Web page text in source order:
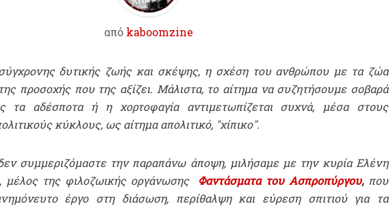
από kaboomzine
δυτικής ζωής και σκέψης, η σχέση του ανθρώπου με τα ζώα
προσοχής που της αξίζει. Μάλιστα, το αίτημα να συζητήσουμε σοβαρά
τα αδέσποτα ή η χορτοφαγία αντιμετωπίζεται συχνά, μέσα στους
κύκλους, ως αίτημα απολιτικό, "χίπικο".
συμμεριζόμαστε την παραπάνω άποψη, μιλήσαμε με την κυρία Ελένη
μέλος της φιλοζωικής οργάνωσης Φαντάσματα του Ασπροπύργου, που
έργο στη διάσωση, περίθαλψη και εύρεση σπιτιού για τα